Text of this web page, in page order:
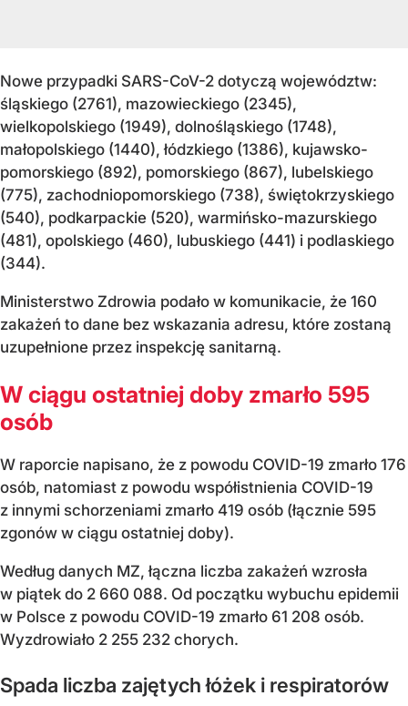
Nowe przypadki SARS-CoV-2 dotyczą województw:
śląskiego (2761), mazowieckiego (2345),
wielkopolskiego (1949), dolnośląskiego (1748),
małopolskiego (1440), łódzkiego (1386), kujawsko-
pomorskiego (892), pomorskiego (867), lubelskiego
(775), zachodniopomorskiego (738), świętokrzyskiego
(540), podkarpackie (520), warmińsko-mazurskiego
(481), opolskiego (460), lubuskiego (441) i podlaskiego
(344).
Ministerstwo Zdrowia podało w komunikacie, że 160
zakażeń to dane bez wskazania adresu, które zostaną
uzupełnione przez inspekcję sanitarną.
W ciągu ostatniej doby zmarło 595
osób
W raporcie napisano, że z powodu COVID-19 zmarło 176
osób, natomiast z powodu współistnienia COVID-19
z innymi schorzeniami zmarło 419 osób (łącznie 595
zgonów w ciągu ostatniej doby).
Według danych MZ, łączna liczba zakażeń wzrosła
w piątek do 2 660 088. Od początku wybuchu epidemii
w Polsce z powodu COVID-19 zmarło 61 208 osób.
Wyzdrowiało 2 255 232 chorych.
Spada liczba zajętych łóżek i respiratorów